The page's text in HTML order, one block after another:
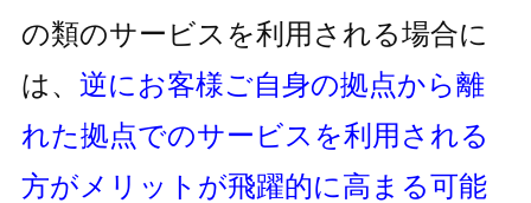
の類のサービスを利用される場合に
は、 逆にお客様ご自身の拠点から離
れた拠点でのサービスを利用される
方がメリットが飛躍的に高まる可能